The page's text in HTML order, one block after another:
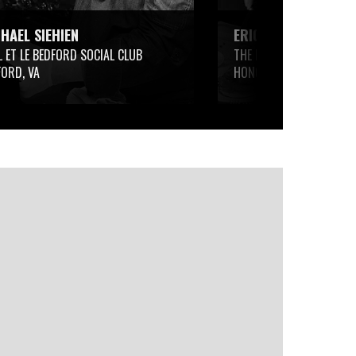
SIEHIEN
ET LE BEDFORD SOCIAL CLUB
VA
ERIC LETERC
THE PACIFIC CLUB
HONOLULU, HI